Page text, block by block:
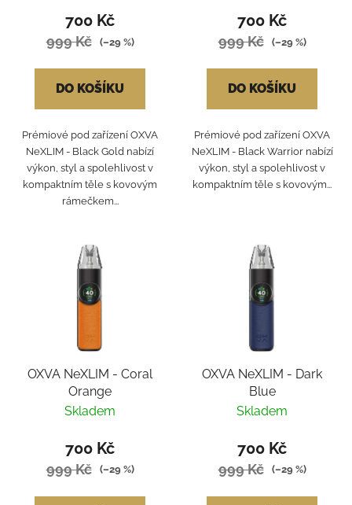
700 Kč
999 Kč (–29 %)
DO KOŠÍKU
Prémiové pod zařízení OXVA
NeXLIM - Black Gold nabízí
výkon, styl a spolehlivost v
kompaktním těle s kovovým
rámečkem...
700 Kč
999 Kč (–29 %)
DO KOŠÍKU
Prémiové pod zařízení OXVA
NeXLIM - Black Warrior nabízí
výkon, styl a spolehlivost v
kompaktním těle s kovovým...
OXVA NeXLIM - Coral
Orange
Skladem
700 Kč
999 Kč (–29 %)
OXVA NeXLIM - Dark
Blue
Skladem
700 Kč
999 Kč (–29 %)